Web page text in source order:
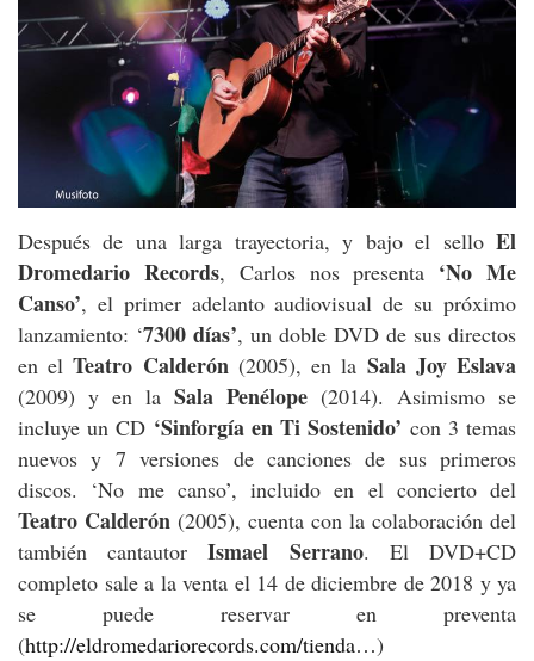
Después de una larga trayectoria, y bajo el sello El
Dromedario Records, Carlos nos presenta ‘No Me
Canso’, el primer adelanto audiovisual de su próximo
lanzamiento: ‘7300 días’, un doble DVD de sus directos
en el Teatro Calderón(2005), en la Sala Joy Eslava
(2009) y en la Sala Penélope (2014). Asimismo se
incluye un CD ‘Sinforgía en Ti Sostenido’ con 3 temas
nuevos y 7 versiones de canciones de sus primeros
discos. ‘No me canso’, incluido en el concierto del
Teatro Calderón (2005), cuenta con la colaboración del
también cantautorIsmael Serrano. El DVD+CD
completo sale a la venta el 14 de diciembre de 2018 y ya
se puede reservar en preventa
(http://eldromedariorecords.com/tienda…)